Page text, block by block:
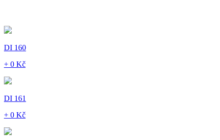
DI 160
+ 0 Kč
DI 161
+ 0 Kč